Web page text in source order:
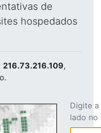
de
hospedados
216.73.216.109,
Digite
lado no